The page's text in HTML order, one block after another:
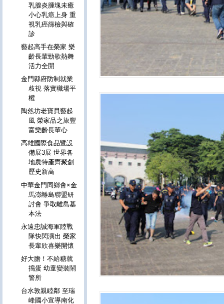
乳腺炎腫塊未癒
小心乳癌上身 重
視乳癌篩檢與確
診
藝起高手在榮家 樂
齡長輩勁歌熱舞
活力全開
金門縣府防制就業
歧視 落實職場平
權
陶然坊老寶貝藝起
風 榮家品之旅豐
富樂齡長輩心
高雄國際食品暨設
備展3展 世界各
地農特產齊聚創
歷史新高
中華金門同鄉會×金
馬澎離島聯盟研
討會 爭取離島基
本法
永遠忠誠海軍陸戰
隊快閃演出 榮家
長輩欣喜樂開懷
好大膽！不給糖就
搗蛋 幼童變裝鬧
警所
台水敦親睦鄰 至瑞
峰國小宣導南化